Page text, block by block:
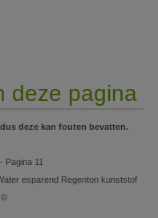
deze pagina
deze kan fouten bevatten.
Pagina 11
esparend Regenton kunststof
©